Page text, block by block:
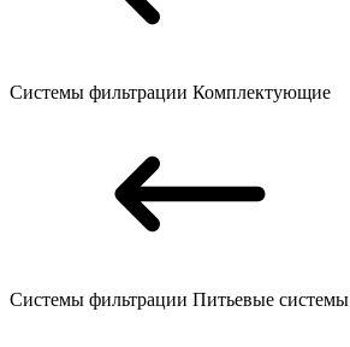
Системы фильтрации Комплектующие
Системы фильтрации Питьевые системы